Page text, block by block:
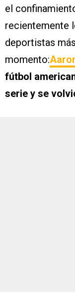
el
recientemente
deportistas
momento:
fútbol
serie y se